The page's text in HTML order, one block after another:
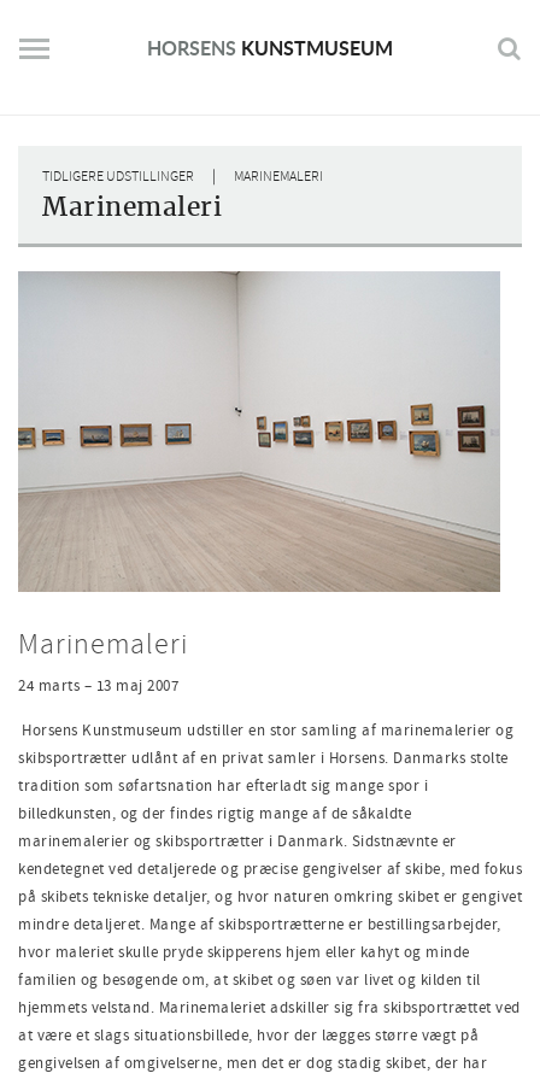
content
HORSENS KUNSTMUSEUM
TIDLIGERE UDSTILLINGER | MARINEMALERI
Marinemaleri
Marinemaleri
24 marts – 13 maj 2007
Horsens Kunstmuseum udstiller en stor samling af marinemalerier og
skibsportrætter udlånt af en privat samler i Horsens. Danmarks stolte
tradition som søfartsnation har efterladt sig mange spor i
billedkunsten, og der findes rigtig mange af de såkaldte
marinemalerier og skibsportrætter i Danmark. Sidstnævnte er
kendetegnet ved detaljerede og præcise gengivelser af skibe, med fokus
på skibets tekniske detaljer, og hvor naturen omkring skibet er gengivet
mindre detaljeret. Mange af skibsportrætterne er bestillingsarbejder,
hvor maleriet skulle pryde skipperens hjem eller kahyt og minde
familien og besøgende om, at skibet og søen var livet og kilden til
hjemmets velstand. Marinemaleriet adskiller sig fra skibsportrættet ved
at være et slags situationsbillede, hvor der lægges større vægt på
gengivelsen af omgivelserne, men det er dog stadig skibet, der har